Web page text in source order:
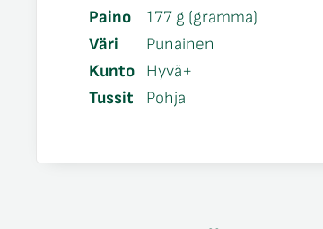
Paino
177 g (gramma)
Väri
Punainen
Kunto
Hyvä+
Tussit
Pohja